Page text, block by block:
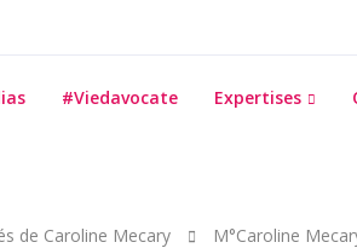
#Viedavocate Expertises
de Caroline Mecary
M°Caroline